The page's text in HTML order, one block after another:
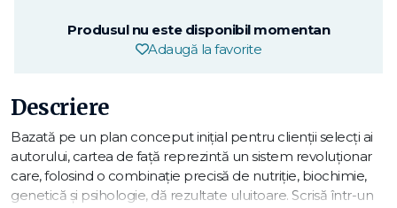
Produsul nu este disponibil momentan
Adaugă la favorite
Descriere
Bazată pe un plan conceput iniţial pentru clienţii selecţi ai
autorului, cartea de faţă reprezintă un sistem revoluţionar
care, folosind o combinaţie precisă de nutriţie, biochimie,
genetică şi psihologie, dă rezultate uluitoare. Scrisă într-un